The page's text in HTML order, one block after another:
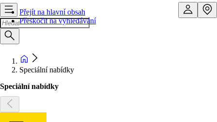
Přejít na hlavní obsah
Přeskočit na vyhledávání
Speciální nabídky
Speciální nabídky